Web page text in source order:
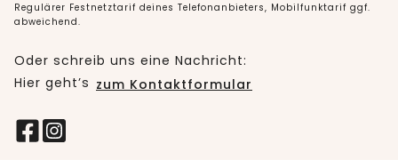
Regulärer Festnetztarif deines Telefonanbieters, Mobilfunktarif ggf.
abweichend.
Oder schreib uns eine Nachricht:
Hier geht’s zum Kontaktformular